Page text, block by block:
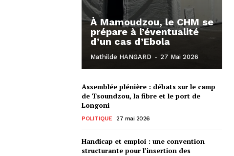
À Mamoudzou, le CHM se
prépare à l’éventualité
d’un cas d’Ebola
Mathilde HANGARD - 27 Mai 2026
Assemblée plénière : débats sur le camp
de Tsoundzou, la fibre et le port de
Longoni
POLITIQUE 27 mai 2026
Handicap et emploi : une convention
structurante pour l’insertion des